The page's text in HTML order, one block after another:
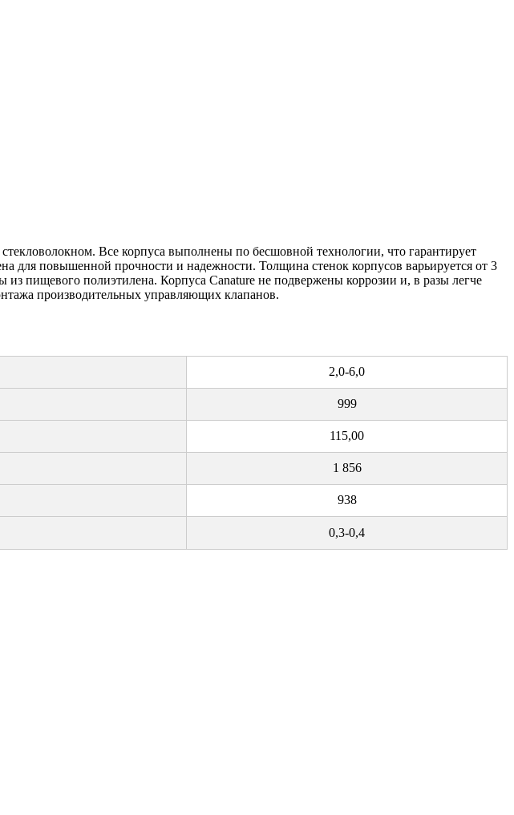
Все корпуса выполнены по бесшовной технологии, что гарантирует
для повышенной прочности и надежности. Толщина стенок корпусов варьируется от 3
пищевого полиэтилена. Корпуса Canature не подвержены коррозии и, в разы легче
производительных управляющих клапанов.
2,0-6,0
999
115,00
1 856
938
0,3-0,4